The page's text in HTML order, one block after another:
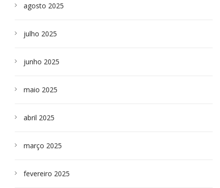
agosto 2025
julho 2025
junho 2025
maio 2025
abril 2025
março 2025
fevereiro 2025